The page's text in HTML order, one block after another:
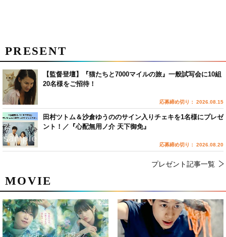
MOVIE
PRESENT
【監督登壇】『猫たちと7000マイルの旅』一般試写会に10組
20名様をご招待！
応募締め切り： 2026.08.15
田村ツトム＆沙倉ゆうののサイン入りチェキを1名様にプレゼ
ント！／『心配無用ノ介 天下御免』
応募締め切り： 2026.08.20
プレゼント記事一覧